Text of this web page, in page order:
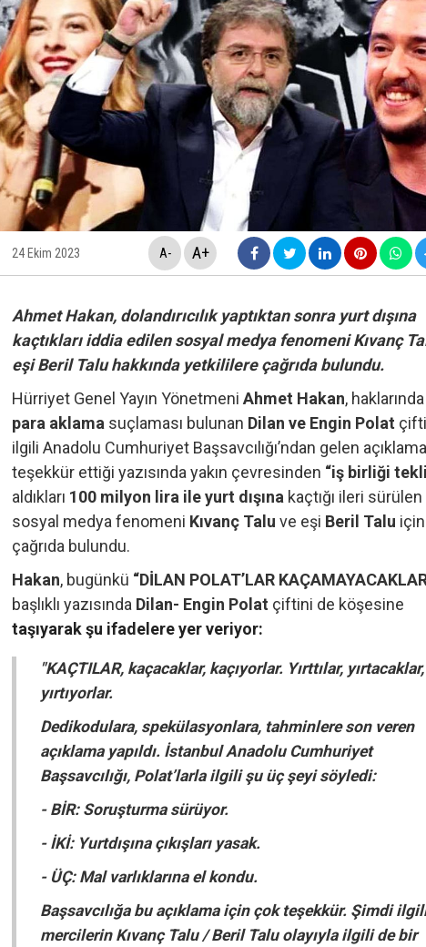
Trabzonspor, KAP'a bildirdi... Mohamed Salah'ta mutlu
İzmir Büyükşehir Belediyesi'nde "yolsuzluk"
Ünlüler soruşturmasında yeni skandal... Telefonundan
Veli Ağbaba'nın ağabeyi Hür Ağbaba tutuklandı...
24 Ekim 2023 A- A+
Ahmet Hakan, dolandırıcılık yaptıktan sonra yurt dışına
kaçtıkları iddia edilen sosyal medya fenomeni Kıvanç
eşi Beril Talu hakkında yetkililere çağrıda bulundu.
Hürriyet Genel Yayın YönetmeniAhmet Hakan, haklarında
para aklama suçlaması bulunan Dilan ve Engin Polat
ilgili Anadolu Cumhuriyet Başsavcılığı’ndan gelen
teşekkür ettiği yazısında yakın çevresinden “iş birliği
aldıkları 100 milyon lira ile yurt dışına kaçtığı ileri sürülen
sosyal medya fenomeni Kıvanç Talu ve eşi Beril Talu için
çağrıda bulundu.
Hakan, bugünkü “DİLAN POLAT’LAR
başlıklı yazısında Dilan- Engin Polat çiftini de köşesine
taşıyarak şu ifadelere yer veriyor:
"KAÇTILAR, kaçacaklar, kaçıyorlar. Yırttılar, yırtacaklar,
yırtıyorlar.
Dedikodulara, spekülasyonlara, tahminlere son veren
açıklama yapıldı. İstanbul Anadolu Cumhuriyet
Başsavcılığı, Polat’larla ilgili şu üç şeyi söyledi:
- BİR: Soruşturma sürüyor.
- İKİ: Yurtdışına çıkışları yasak.
- ÜÇ: Mal varlıklarına el kondu.
Başsavcılığa bu açıklama için çok teşekkür. Şimdi
mercilerin Kıvanç Talu / Beril Talu olayıyla ilgili de bir